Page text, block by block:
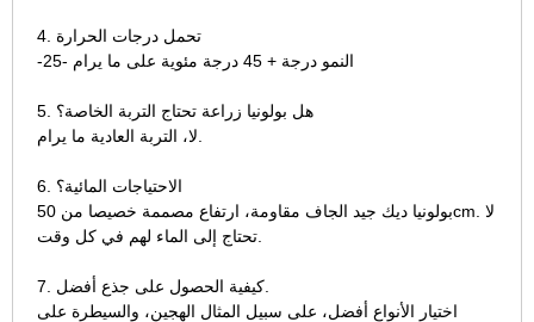
4. تحمل درجات الحرارة
-25- النمو درجة + 45 درجة مئوية على ما يرام
5. هل بولونيا زراعة تحتاج التربة الخاصة؟
6. الاحتياجات المائية؟
بولونيا ديك جيد الجاف مقاومة، ارتفاع مصممة خصيصا من 50cm. لا
اختيار الأنواع أفضل، على سبيل المثال الهجين، والسيطرة على